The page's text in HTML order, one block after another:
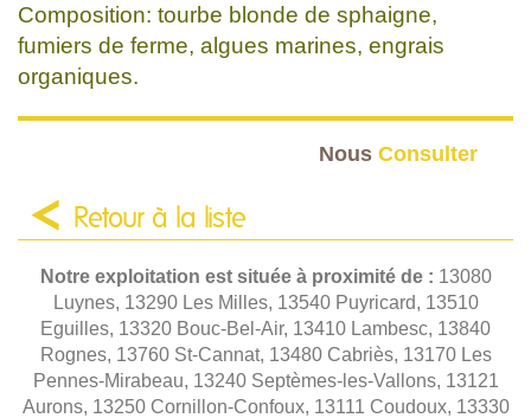
Composition: tourbe blonde de sphaigne,
fumiers de ferme, algues marines, engrais
organiques.
Nous Consulter
Retour à la liste
Notre exploitation est située à proximité de : 13080
Luynes, 13290 Les Milles, 13540 Puyricard, 13510
Eguilles, 13320 Bouc-Bel-Air, 13410 Lambesc, 13840
Rognes, 13760 St-Cannat, 13480 Cabriès, 13170 Les
Pennes-Mirabeau, 13240 Septèmes-les-Vallons, 13121
Aurons, 13250 Cornillon-Confoux, 13111 Coudoux, 13330